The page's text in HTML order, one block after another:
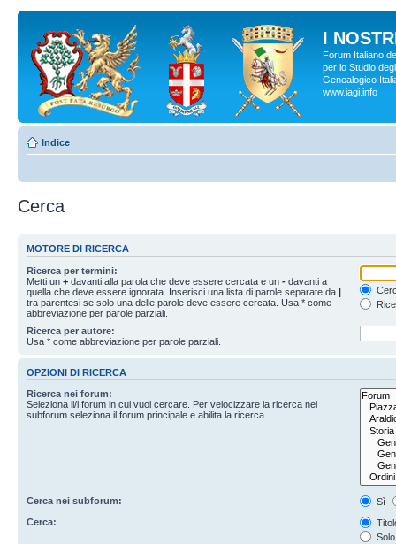
I
Forum Italiano
per lo Studio
Genealogico
www.iagi.info
Indice
Cerca
MOTORE DI RICERCA
Ricerca per termini:
Metti un + davanti alla parola che deve essere cercata e un - davanti a
quella che deve essere ignorata. Inserisci una lista di parole separate da |
tra parentesi se solo una delle parole deve essere cercata. Usa * come
abbreviazione per parole parziali.
Ricerca per autore:
Usa * come abbreviazione per parole parziali.
OPZIONI DI RICERCA
Ricerca nei forum:
Seleziona il/i forum in cui vuoi cercare. Per velocizzare la ricerca nei
subforum seleziona il forum principale e abilita la ricerca.
Cerca nei subforum:
Sì
Cerca: